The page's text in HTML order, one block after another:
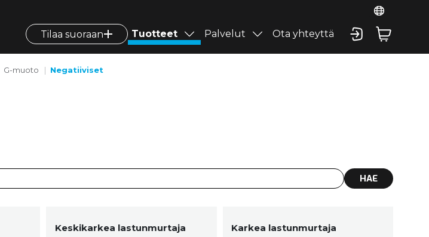
Tilaa suoraan Tuotteet Palvelut Ota yhteyttä
G-muoto Negatiiviset
HAE
Keskikarkea lastunmurtaja Karkea lastunmurtaja